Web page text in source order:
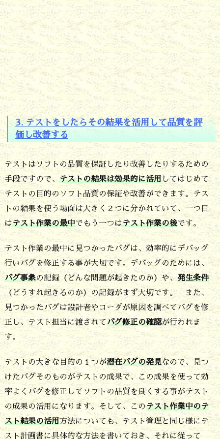
グ
ー
タ
ラ
親
父
テ
ス
紹
介
3. テストをしたらその結果を活用して品質を評
価し改善する
テストはソフトの品質を保証したり改善したりするための
手段ですので、 テストの結果は効果的に活用してはじめて
テストの目的のソフト品質の保証や改善ができます。テス
トの結果を使う場面は大きく２つに分かれていて、一つ目
はテスト作業の最中でもう一つはテスト作業の後です。
テスト作業の最中に見つかったバグは、効率的にデバッグ
行いバグを修正する事が大切です。デバッグのためには、
バグ事象の記録（どんな問題が起きたのか）や、発生条件
（どうすれ起きるのか）の記録がまず大切です。 また、
見つかったバグは設計者やコーダが原因を調べてバグを修
正し、テスト担当に渡されてバグ修正の確認が行われま
す。
テストの大きな目的の１つが潜在バグの発見なので、見つ
けたバグそのものがテストの成果で、この成果を使って効
率よくバグを修正してソフトの品質を良くする事がテスト
の成果の活用になります。そして、このテスト作業中のテ
スト結果の活用方法についても、テスト管理と同じ様にテ
スト計画書に具体的な方法を書いておき、それに従って